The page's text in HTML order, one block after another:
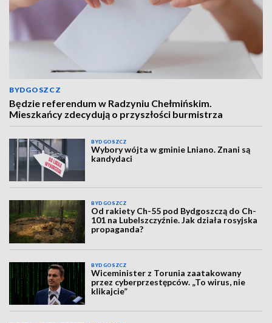
BYDGOSZCZ
Będzie referendum w Radzyniu Chełmińskim.
Mieszkańcy zdecydują o przyszłości burmistrza
BYDGOSZCZ
Wybory wójta w gminie Lniano. Znani są
kandydaci
BYDGOSZCZ
Od rakiety Ch-55 pod Bydgoszczą do Ch-
101 na Lubelszczyźnie. Jak działa rosyjska
propaganda?
BYDGOSZCZ
Wiceminister z Torunia zaatakowany
przez cyberprzestępców. „To wirus, nie
klikajcie”